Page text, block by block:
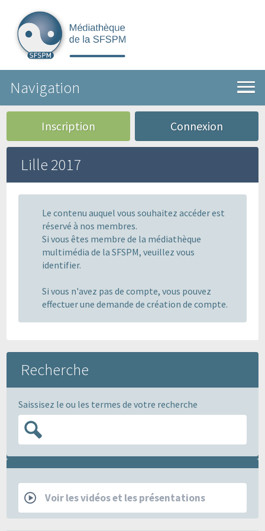
Navigation
Inscription Connexion
Lille 2017
Le contenu auquel vous souhaitez accéder est
réservé à nos membres.
Si vous êtes membre de la médiathèque
multimédia de la SFSPM, veuillez vous
identifier.
Si vous n'avez pas de compte, vous pouvez
effectuer une demande de création de compte.
Recherche
Saissisez le ou les termes de votre recherche
RCP
Voir les vidéos et les présentations